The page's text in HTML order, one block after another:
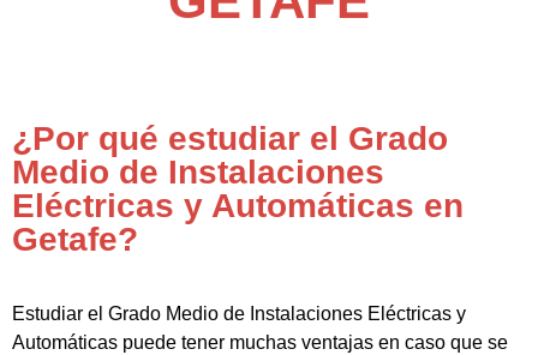
¿Por qué estudiar el Grado
Medio de Instalaciones
Eléctricas y Automáticas en
Getafe?
Estudiar el Grado Medio de Instalaciones Eléctricas y
Automáticas puede tener muchas ventajas en caso que se